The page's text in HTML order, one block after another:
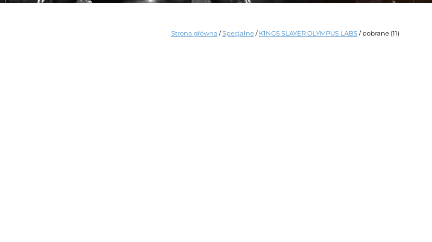
Strona główna /Specjalne/K1NGS SLAYER OLYMPUS LABS/ pobrane (11)